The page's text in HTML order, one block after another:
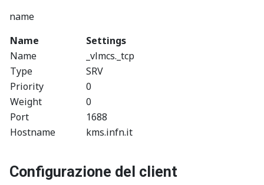
name
Name
Settings
Name
_vlmcs._tcp
Type
SRV
Priority
0
Weight
0
Port
1688
Hostname
kms.infn.it
Configurazione del client